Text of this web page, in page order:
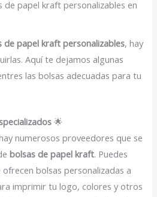
de papel kraft personalizables en
de papel kraft personalizables, hay
Aquí te dejamos algunas
las bolsas adecuadas para tu
🌟
numerosos proveedores que se
bolsas de papel kraft. Puedes
bolsas personalizadas a
imprimir tu logo, colores y otros